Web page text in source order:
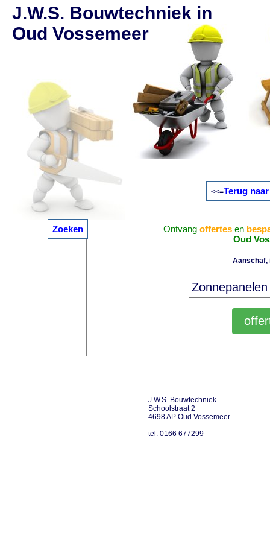
Zoeken
J.W.S. Bouwtechniek in
Oud Vossemeer
<<=Terug
Ontvang offertesen
Oud
Aanschaf,
J.W.S. Bouwtechniek
Schoolstraat 2
4698 AP Oud Vossemeer
tel: 0166 677299